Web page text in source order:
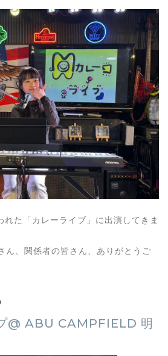
た「カレーライブ」に出演してきま
ん、関係者の皆さん、ありがとうご
@ ABU CAMPFIELD 明